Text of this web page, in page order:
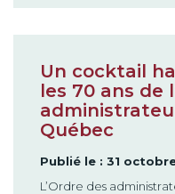
Un cocktail
les 70 ans de
Québec
Publié le : 31
L’Ordre des